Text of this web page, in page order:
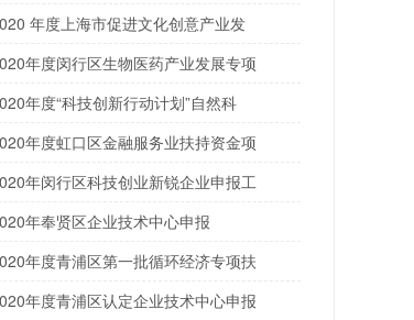
年度上海市促进文化创意产业发
年度闵行区生物医药产业发展专项
年度“科技创新行动计划”自然科
年度虹口区金融服务业扶持资金项
年闵行区科技创业新锐企业申报工
年奉贤区企业技术中心申报
年度青浦区第一批循环经济专项扶
年度青浦区认定企业技术中心申报